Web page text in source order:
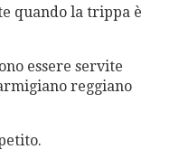
quando la trippa è
essere servite
reggiano